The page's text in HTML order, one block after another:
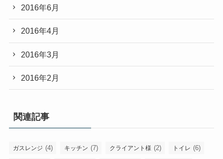
2016年6月
2016年4月
2016年3月
2016年2月
関連記事
ガスレンジ (4) キッチン (7) クライアント様 (2) トイレ (6)